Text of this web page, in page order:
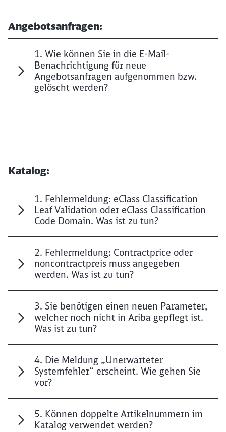
Angebotsanfragen:
1. Wie können Sie in die E-Mail-
Benachrichtigung für neue
Angebotsanfragen aufgenommen bzw.
gelöscht werden?
Katalog:
1. Fehlermeldung: eClass Classification
Leaf Validation oder eClass Classification
Code Domain. Was ist zu tun?
2. Fehlermeldung: Contractprice oder
noncontractpreis muss angegeben
werden. Was ist zu tun?
3. Sie benötigen einen neuen Parameter,
welcher noch nicht in Ariba gepflegt ist.
Was ist zu tun?
4. Die Meldung „Unerwarteter
Systemfehler“ erscheint. Wie gehen Sie
vor?
5. Können doppelte Artikelnummern im
Katalog verwendet werden?
Möchten Sie zu
werden?
Abbrechen Weiter